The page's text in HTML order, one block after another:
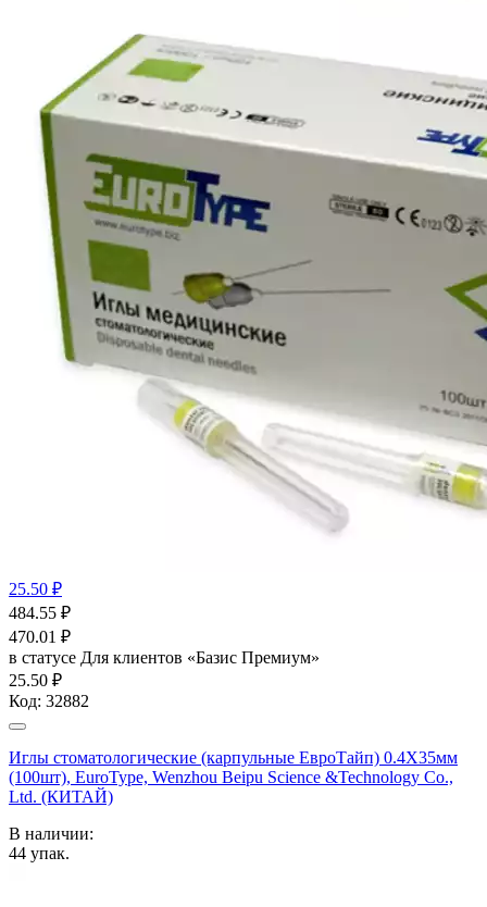
25.50 ₽
484.55 ₽
470.01 ₽
в статусе Для клиентов «Базис Премиум»
25.50 ₽
Код: 32882
Иглы стоматологические (карпульные ЕвроТайп) 0.4X35мм
(100шт), EuroType, Wenzhou Beipu Science &Technology Co.,
Ltd. (КИТАЙ)
В наличии:
44 упак.